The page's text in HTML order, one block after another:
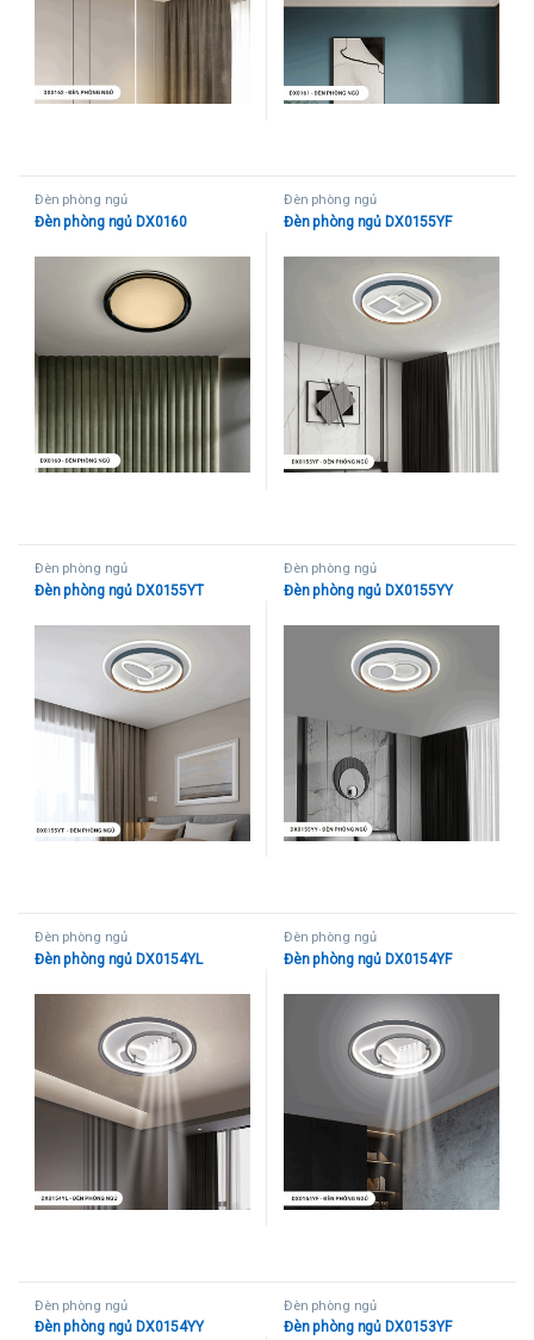
Đèn phòng ngủ
Đèn phòng ngủ DX0160
Đèn phòng ngủ
Đèn phòng ngủ DX0155YF
Đèn phòng ngủ
Đèn phòng ngủ DX0155YT
Đèn phòng ngủ
Đèn phòng ngủ DX0155YY
Đèn phòng ngủ
Đèn phòng ngủ DX0154YL
Đèn phòng ngủ
Đèn phòng ngủ DX0154YF
Đèn phòng ngủ
Đèn phòng ngủ DX0154YY
Đèn phòng ngủ
Đèn phòng ngủ DX0153YF